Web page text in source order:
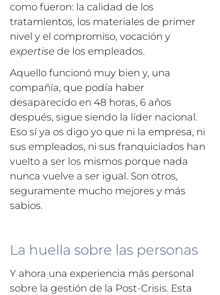
como fueron: la calidad de los
tratamientos, los materiales de primer
nivel y el compromiso, vocación y
expertise de los empleados.
Aquello funcionó muy bien y, una
compañía, que podía haber
desaparecido en 48 horas, 6 años
después, sigue siendo la líder nacional.
Eso sí ya os digo yo que ni la empresa, ni
sus empleados, ni sus franquiciados han
vuelto a ser los mismos porque nada
nunca vuelve a ser igual. Son otros,
seguramente mucho mejores y más
sabios.
La huella sobre las personas
Y ahora una experiencia más personal
sobre la gestión de la Post-Crisis. Esta